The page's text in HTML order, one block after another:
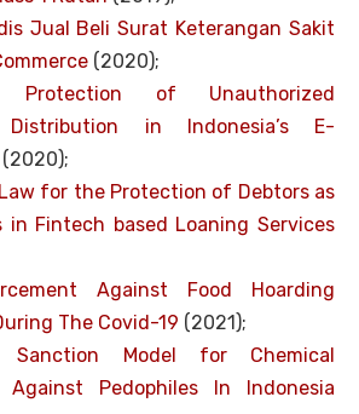
Jual Beli Surat Keterangan Sakit
(2020);
Protection of Unauthorized
Distribution in Indonesia’s E-
(2020);
for the Protection of Debtors as
in Fintech based Loaning Services
Against Food Hoarding
The Covid-19 (2021);
Sanction Model for Chemical
Against Pedophiles In Indonesia